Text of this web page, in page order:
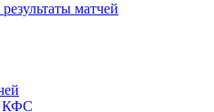
матчей
КФС